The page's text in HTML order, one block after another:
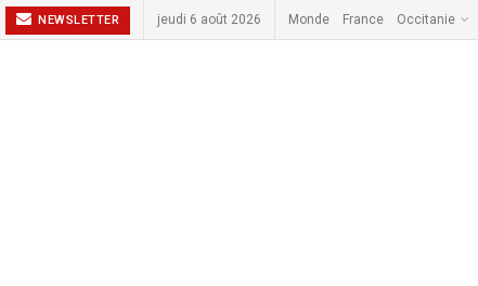
NEWSLETTER jeudi 6 août 2026 Monde France Occitanie